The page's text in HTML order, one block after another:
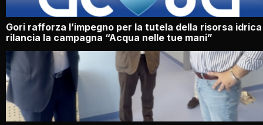
Gori rafforza l’impegno per la tutela della risorsa
rilancia la campagna “Acqua nelle tue mani”